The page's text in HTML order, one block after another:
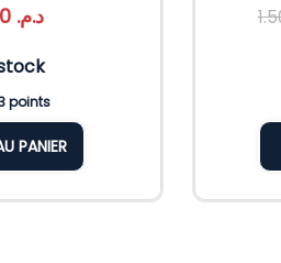
د.م.
points
PANIER